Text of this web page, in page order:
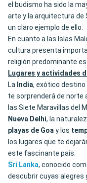
el budismo ha sido la
arte y la arquitectura de
un claro ejemplo de ello.
En cuanto a las Islas
cultura presenta
religión predominante
Lugares y actividades
La India, exótico destino
te sorprenderá de norte
las Siete Maravillas del
Nueva Delhi, la
playas de Goay los
los lugares que te
este fascinante país.
Sri Lanka, conocido
descubrir cuyas alegres